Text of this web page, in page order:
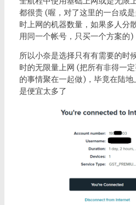
都很贵 (喔，对了这里的一台或
时上网的机器数量，如果多人分
用同一个帐号，只买一个方案的)
所以小奈是选择只有有需要的时
时的无限量上网 (把所有非得一
的事情聚在一起做)，毕竟在陆
是便宜太多了